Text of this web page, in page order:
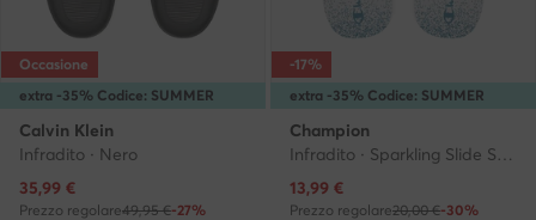
extra -35% Codice: SUMMER
Occasione
Calvin Klein
Infradito · Nero
Prezzo attuale
35,99 €
Prezzo regolare49,95 €-27%
extra -35% Codice: SUMMER
-17%
Champion
Infradito · Sparkling Slide S11688-CHA-WW010 · Blu
Prezzo attuale
13,99 €
Prezzo regolare20,00 €-30%